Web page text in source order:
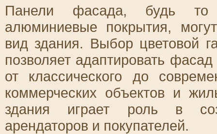
Панели фасада, будь то
алюминиевые покрытия,
вид здания. Выбор цветовой
позволяет адаптировать
от классического до
коммерческих объектов и
здания играет роль в
арендаторов и покупателей.